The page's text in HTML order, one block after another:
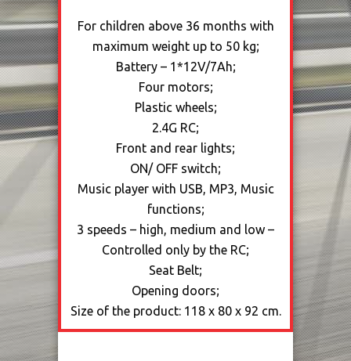
For children above 36 months with
maximum weight up to 50 kg;
Battery – 1*12V/7Ah;
Four motors;
Plastic wheels;
2.4G RC;
Front and rear lights;
ON/ OFF switch;
Music player with USB, MP3, Music
functions;
3 speeds – high, medium and low –
Controlled only by the RC;
Seat Belt;
Opening doors;
Size of the product: 118 x 80 x 92 cm.